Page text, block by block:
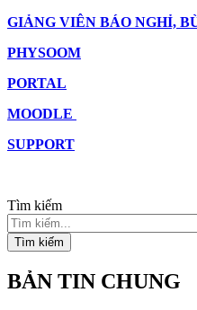
GIẢNG VIÊN BÁO NGHỈ,
PHYSOOM
PORTAL
MOODLE
SUPPORT
Tìm kiếm
Tìm kiếm
BẢN TIN CHUNG